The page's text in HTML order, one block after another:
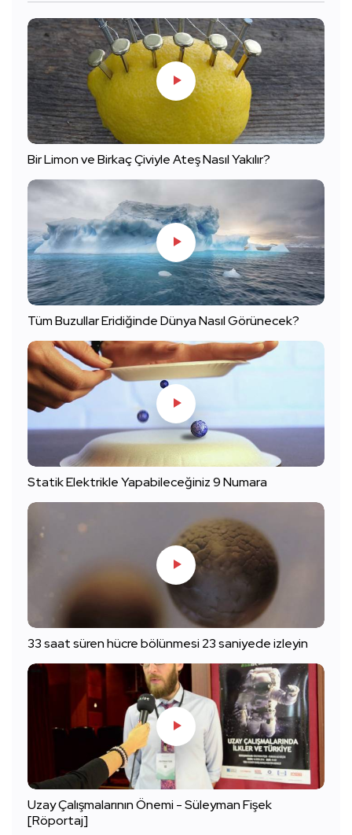
Bir Limon ve Birkaç Çiviyle Ateş Nasıl Yakılır?
Tüm Buzullar Eridiğinde Dünya Nasıl Görünecek?
Statik Elektrikle Yapabileceğiniz 9 Numara
33 saat süren hücre bölünmesi 23 saniyede izleyin
Uzay Çalışmalarının Önemi - Süleyman Fişek
[Röportaj]